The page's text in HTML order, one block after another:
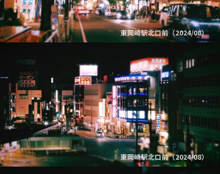
東岡崎駅北口前（2024/08）
東岡崎駅北口前（2024/08）